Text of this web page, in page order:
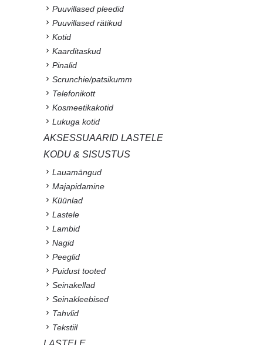
Puuvillased pleedid
Puuvillased rätikud
Kotid
Kaarditaskud
Pinalid
Scrunchie/patsikumm
Telefonikott
Kosmeetikakotid
Lukuga kotid
AKSESSUAARID LASTELE
KODU & SISUSTUS
Lauamängud
Majapidamine
Küünlad
Lastele
Lambid
Nagid
Peeglid
Puidust tooted
Seinakellad
Seinakleebised
Tahvlid
Tekstiil